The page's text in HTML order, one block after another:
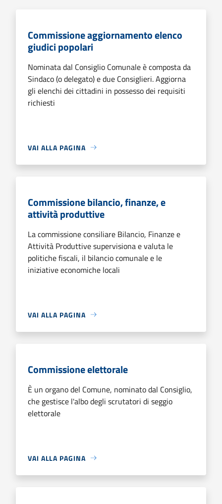
Commissione aggiornamento elenco
giudici popolari
Nominata dal Consiglio Comunale è composta da
Sindaco (o delegato) e due Consiglieri. Aggiorna
gli elenchi dei cittadini in possesso dei requisiti
richiesti
VAI ALLA PAGINA
Commissione bilancio, finanze, e
attività produttive
La commissione consiliare Bilancio, Finanze e
Attività Produttive supervisiona e valuta le
politiche fiscali, il bilancio comunale e le
iniziative economiche locali
VAI ALLA PAGINA
Commissione elettorale
È un organo del Comune, nominato dal Consiglio,
che gestisce l'albo degli scrutatori di seggio
elettorale
VAI ALLA PAGINA